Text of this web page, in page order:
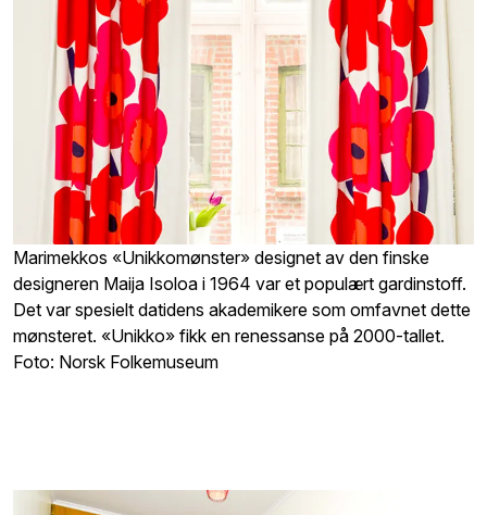
Marimekkos «Unikkomønster» designet av den finske
designeren Maija Isoloa i 1964 var et populært gardinstoff.
Det var spesielt datidens akademikere som omfavnet dette
mønsteret. «Unikko» fikk en renessanse på 2000-tallet.
Foto: Norsk Folkemuseum